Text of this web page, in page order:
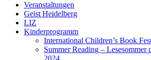
Veranstaltungen
Geist Heidelberg
LIZ
Kinderprogramm
International Children’s Book
Summer Reading –
2024